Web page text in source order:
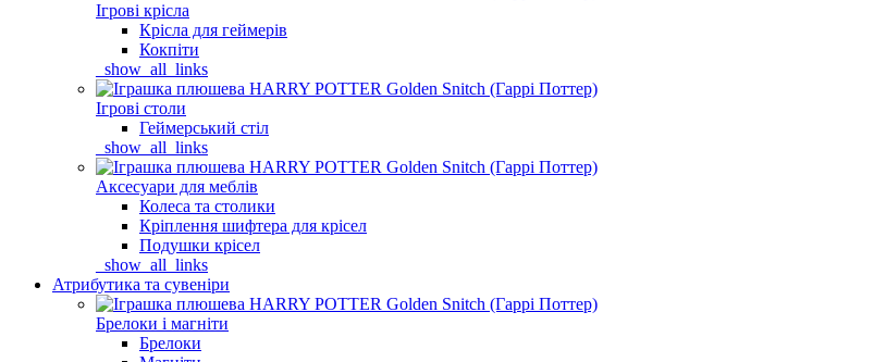
Ігрові крісла
Крісла для геймерів
Кокпіти
_show_all_links
Ігрові столи
Геймерський стіл
_show_all_links
Аксесуари для меблів
Колеса та столики
Кріплення шифтера для крісел
Подушки крісел
_show_all_links
Атрибутика та сувеніри
Брелоки і магніти
Брелоки